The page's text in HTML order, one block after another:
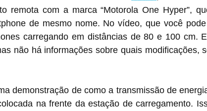
remota com a marca “Motorola One Hyper”,
de mesmo nome. No vídeo, que você
carregando em distâncias de 80 e 100 cm.
não há informações sobre quais modificações,
demonstração de como a transmissão de
na frente da estação de carregamento.